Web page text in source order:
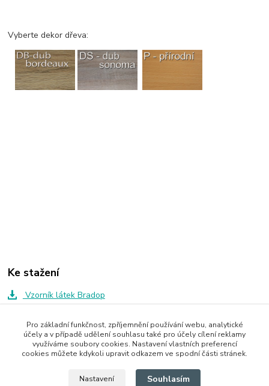
Vyberte dekor dřeva:
Ke stažení
Vzorník látek Bradop
Zboží zařazeno v kategoriích
Pro základní funkčnost, zpříjemnění používání webu, analytické
účely a v případě udělení souhlasu také pro účely cílení reklamy
využíváme soubory cookies. Nastavení vlastních preferencí
cookies můžete kdykoli upravit odkazem ve spodní části stránek.
Nastavení Souhlasím